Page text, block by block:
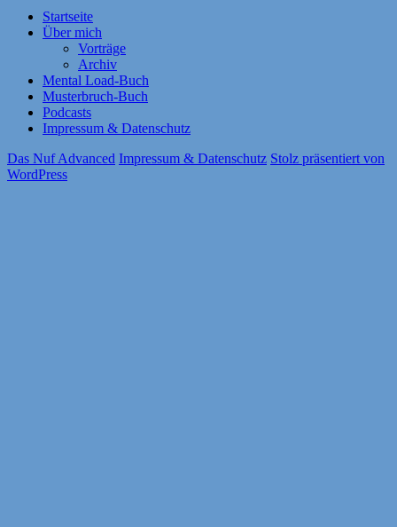
Startseite
Über mich
Vorträge
Archiv
Mental Load-Buch
Musterbruch-Buch
Podcasts
Impressum & Datenschutz
Das Nuf Advanced Impressum & Datenschutz Stolz präsentiert von
WordPress